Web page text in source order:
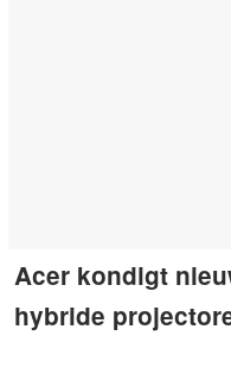
Acer kondigt
hybride